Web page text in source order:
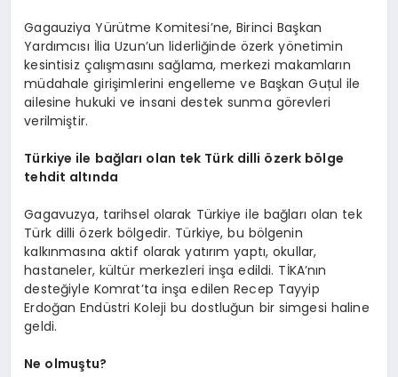
Gagauziya Yürütme Komitesi’ne, Birinci Başkan
Yardımcısı İlia Uzun’un liderliğinde özerk yönetimin
kesintisiz çalışmasını sağlama, merkezi makamların
müdahale girişimlerini engelleme ve Başkan Guțul ile
ailesine hukuki ve insani destek sunma görevleri
verilmiştir.
Türkiye ile bağları olan tek Türk dilli özerk bölge
tehdit altında
Gagavuzya, tarihsel olarak Türkiye ile bağları olan tek
Türk dilli özerk bölgedir. Türkiye, bu bölgenin
kalkınmasına aktif olarak yatırım yaptı, okullar,
hastaneler, kültür merkezleri inşa edildi. TİKA’nın
desteğiyle Komrat’ta inşa edilen Recep Tayyip
Erdoğan Endüstri Koleji bu dostluğun bir simgesi haline
geldi.
Ne olmuştu?